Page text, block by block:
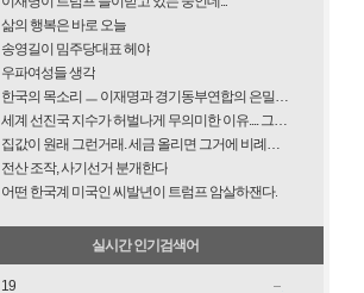
삶의 행복은 바로 오늘
송영길이 밈주당대표 헤야
우파여성들 생각
한국의 목소리 ㅡ 이재명과 경기동부연합의 은밀한 관계
세계 선진국 지수가 허벌나게 무의미한 이유.... 그들은 부정선거를 모르고, 동학신앙 기초로 꼴리면 다 해체한다는 사실을 모른다. (백인보수 증오가 만든 아시아 관점)
집값이 원래 그런거래. 세금 올리면 그거에 비례해서 집값이 올라가는데....
전산 조작, 사기선거 분개한다
어떤 한국계 미국인 씨발년이 트럼프 암살하잰다.
실시간 인기검색어
19